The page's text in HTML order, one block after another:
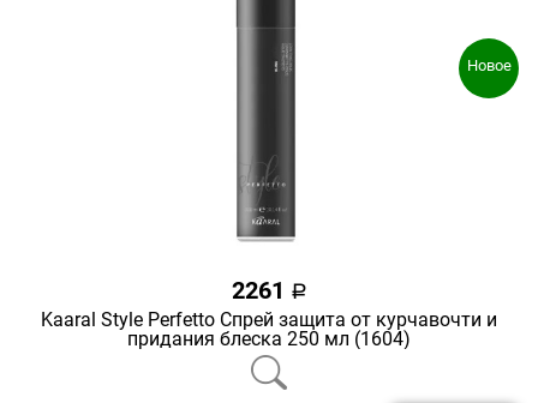
Новое
2261 a
Kaaral Style Perfetto Спрей защита от курчавочти и
придания блеска 250 мл (1604)